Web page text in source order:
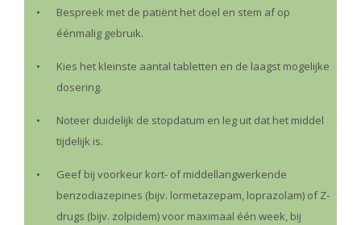
Bespreek met de patiënt het doel en stem af op
éénmalig gebruik.
Kies het kleinste aantal tabletten en de laagst mogelijke
dosering.
Noteer duidelijk de stopdatum en leg uit dat het middel
tijdelijk is.
Geef bij voorkeur kort- of middellangwerkende
benzodiazepines (bijv. lormetazepam, loprazolam) of Z-
drugs (bijv. zolpidem) voor maximaal één week, bij